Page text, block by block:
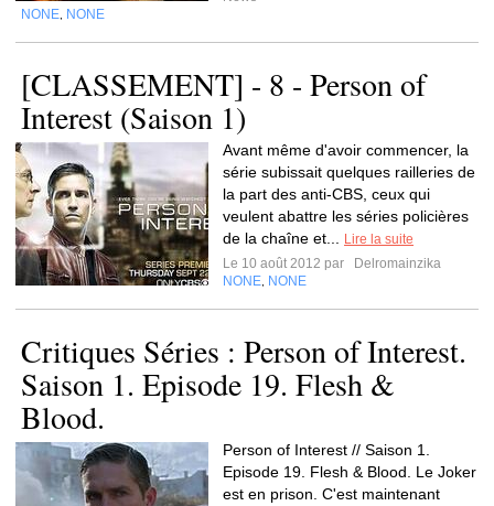
NONE NONE
[CLASSEMENT] - 8 - Person of
Interest (Saison 1)
Avant même d'avoir commencer, la
série subissait quelques railleries de
la part des anti-CBS, ceux qui
veulent abattre les séries policières
de la chaîne et...
Lire la suite
Le 10 août 2012 par
Delromainzika
NONE NONE
Critiques Séries : Person of Interest.
Saison 1. Episode 19. Flesh &
Blood.
Person of Interest // Saison 1.
Episode 19. Flesh & Blood. Le Joker
est en prison. C'est maintenant